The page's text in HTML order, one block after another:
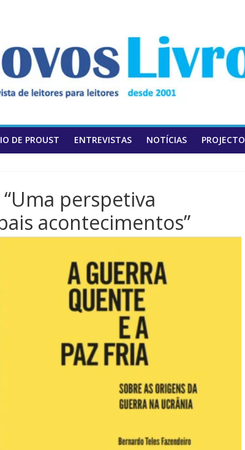
DE PROUST ENTREVISTAS NOTÍCIAS PROJECTO
perspetiva
acontecimentos”